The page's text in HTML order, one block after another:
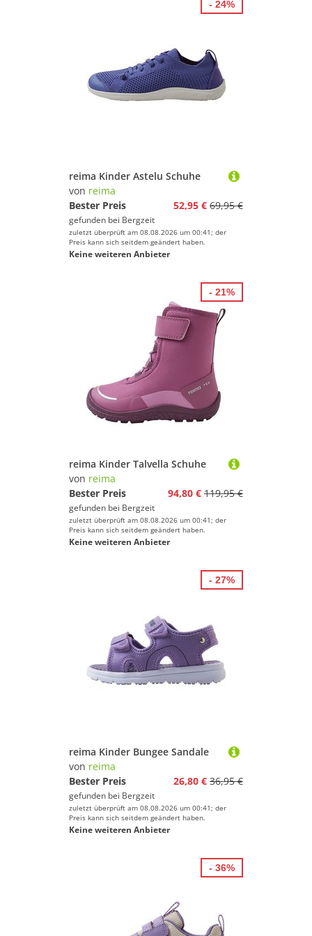
reima Kinder Astelu Schuhe
von reima
Bester Preis
52,95 € 69,95 €
gefunden bei Bergzeit
zuletzt überprüft am 08.08.2026 um 00:41; der
Preis kann sich seitdem geändert haben.
Keine weiteren Anbieter
- 24%
reima Kinder Talvella Schuhe
von reima
Bester Preis
94,80 € 119,95 €
gefunden bei Bergzeit
zuletzt überprüft am 08.08.2026 um 00:41; der
Preis kann sich seitdem geändert haben.
Keine weiteren Anbieter
- 21%
reima Kinder Bungee Sandale
von reima
Bester Preis
26,80 € 36,95 €
gefunden bei Bergzeit
zuletzt überprüft am 08.08.2026 um 00:41; der
Preis kann sich seitdem geändert haben.
Keine weiteren Anbieter
- 27%
- 36%